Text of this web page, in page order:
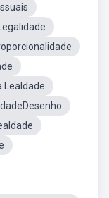
Lealdade